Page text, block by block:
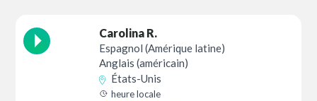
Carolina R.
Espagnol (Amérique latine)
Anglais (américain)
États-Unis
heure locale